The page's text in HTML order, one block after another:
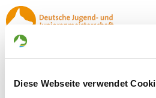
Diese Webseite verwendet
Bildergalerie